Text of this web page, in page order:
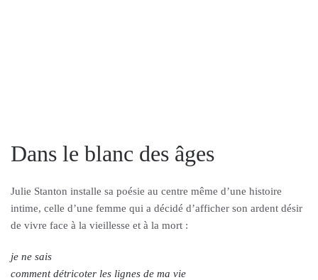
Dans le blanc des âges
Julie Stanton installe sa poésie au centre même d’une histoire
intime, celle d’une femme qui a décidé d’afficher son ardent désir
de vivre face à la vieillesse et à la mort :
je ne sais
comment détricoter les lignes de ma vie